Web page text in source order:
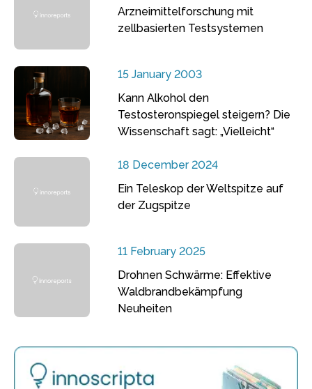
Arzneimittelforschung mit
zellbasierten Testsystemen
15 January 2003
Kann Alkohol den
Testosteronspiegel steigern? Die
Wissenschaft sagt: „Vielleicht“
18 December 2024
Ein Teleskop der Weltspitze auf
der Zugspitze
11 February 2025
Drohnen Schwärme: Effektive
Waldbrandbekämpfung
Neuheiten